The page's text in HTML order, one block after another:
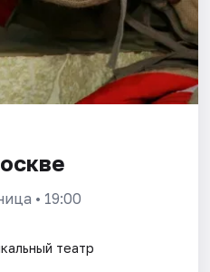
• 19:00
театр